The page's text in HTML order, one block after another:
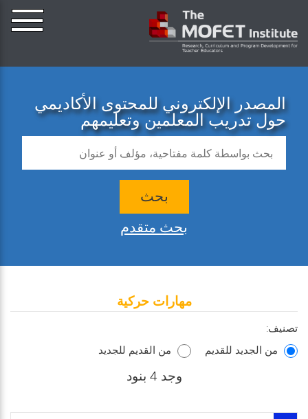
المصدر الإلكتروني للمحتوى الأكاديمي
حول تدريب المعلمين وتعليمهم
بحث
بحث متقدم
مهارات حركية
تصنيف:
من الجديد للقديم
من القديم للجديد
وجد 4 بنود